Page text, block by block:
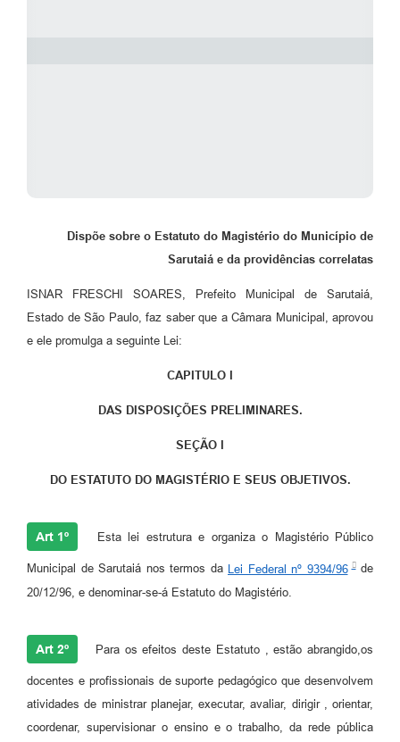
Dispõe sobre o Estatuto do Magistério do Município de
Sarutaiá e da providências correlatas
ISNAR FRESCHI SOARES, Prefeito Municipal de Sarutaiá,
Estado de São Paulo, faz saber que a Câmara Municipal, aprovou
e ele promulga a seguinte Lei:
CAPITULO I
DAS DISPOSIÇÕES PRELIMINARES.
SEÇÃO I
DO ESTATUTO DO MAGISTÉRIO E SEUS OBJETIVOS.
Art 1º Esta lei estrutura e organiza o Magistério Público
Municipal de Sarutaiá nos termos da Lei Federal nº 9394/96 de
20/12/96, e denominar-se-á Estatuto do Magistério.
Art 2º Para os efeitos deste Estatuto , estão abrangido,os
docentes e profissionais de suporte pedagógico que desenvolvem
atividades de ministrar planejar, executar, avaliar, dirigir , orientar,
coordenar, supervisionar o ensino e o trabalho, da rede pública